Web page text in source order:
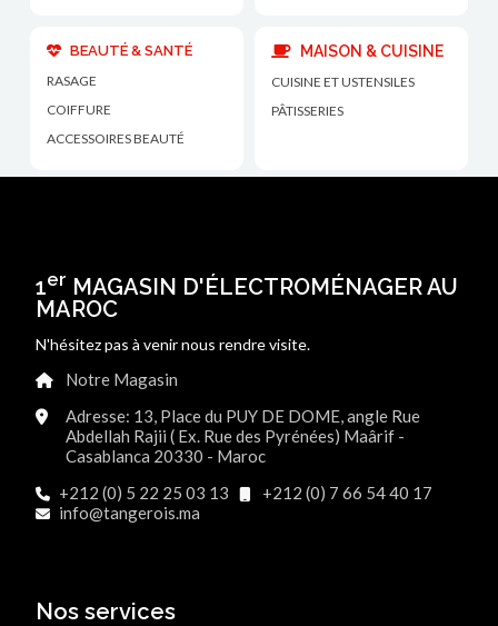
BEAUTÉ & SANTÉ
RASAGE
COIFFURE
ACCESSOIRES BEAUTÉ
MAISON & CUISINE
CUISINE ET USTENSILES
PÂTISSERIES
1er MAGASIN D'ÉLECTROMÉNAGER AU
MAROC
N'hésitez pas à venir nous rendre visite.
Notre Magasin
Adresse: 13, Place du PUY DE DOME, angle Rue
Abdellah Rajii ( Ex. Rue des Pyrénées) Maârif -
Casablanca 20330 - Maroc
+212 (0) 5 22 25 03 13
+212 (0) 7 66 54 40 17
info@tangerois.ma
Nos services